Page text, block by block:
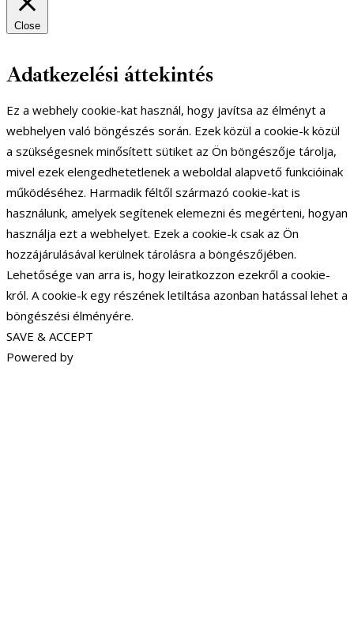
Close
Adatkezelési áttekintés
Ez a webhely cookie-kat használ, hogy javítsa az élményt a
webhelyen való böngészés során. Ezek közül a cookie-k közül
a szükségesnek minősített sütiket az Ön böngészője tárolja,
mivel ezek elengedhetetlenek a weboldal alapvető funkcióinak
működéséhez. Harmadik féltől származó cookie-kat is
használunk, amelyek segítenek elemezni és megérteni, hogyan
használja ezt a webhelyet. Ezek a cookie-k csak az Ön
hozzájárulásával kerülnek tárolásra a böngészőjében.
Lehetősége van arra is, hogy leiratkozzon ezekről a cookie-
król. A cookie-k egy részének letiltása azonban hatással lehet a
böngészési élményére.
SAVE & ACCEPT
Powered by